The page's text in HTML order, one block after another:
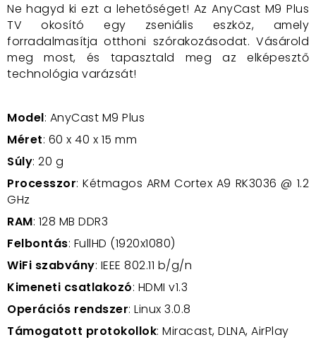
Ne hagyd ki ezt a lehetőséget! Az AnyCast M9 Plus
TV okosító
egy zseniális eszköz, amely
forradalmasítja otthoni szórakozásodat. Vásárold
meg most, és tapasztald meg az elképesztő
technológia varázsát!
Model: AnyCast M9 Plus
Méret: 60 x 40 x 15 mm
Súly: 20 g
Processzor: Kétmagos ARM Cortex A9 RK3036 @ 1.2
GHz
RAM: 128 MB DDR3
Felbontás: FullHD (1920x1080)
WiFi szabvány: IEEE 802.11 b/g/n
Kimeneti csatlakozó: HDMI v1.3
Operációs rendszer: Linux 3.0.8
Támogatott protokollok: Miracast, DLNA, AirPlay